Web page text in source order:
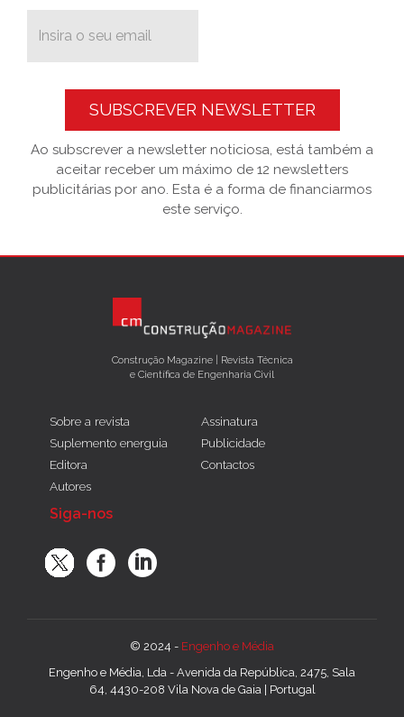
SUBSCREVER NEWSLETTER
Ao subscrever a newsletter noticiosa, está também a
aceitar receber um máximo de 12 newsletters
publicitárias por ano. Esta é a forma de financiarmos
este serviço.
Construção Magazine | Revista Técnica
e Científica de Engenharia Civil
Sobre a revista
Suplemento energuia
Editora
Autores
Assinatura
Publicidade
Contactos
Siga-nos
© 2024 - Engenho e Média
Engenho e Média, Lda - Avenida da República, 2475, Sala
64, 4430-208 Vila Nova de Gaia | Portugal